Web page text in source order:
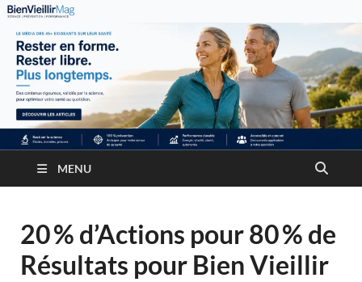
MENU
20 % d’Actions pour 80 % de
Résultats pour Bien Vieillir